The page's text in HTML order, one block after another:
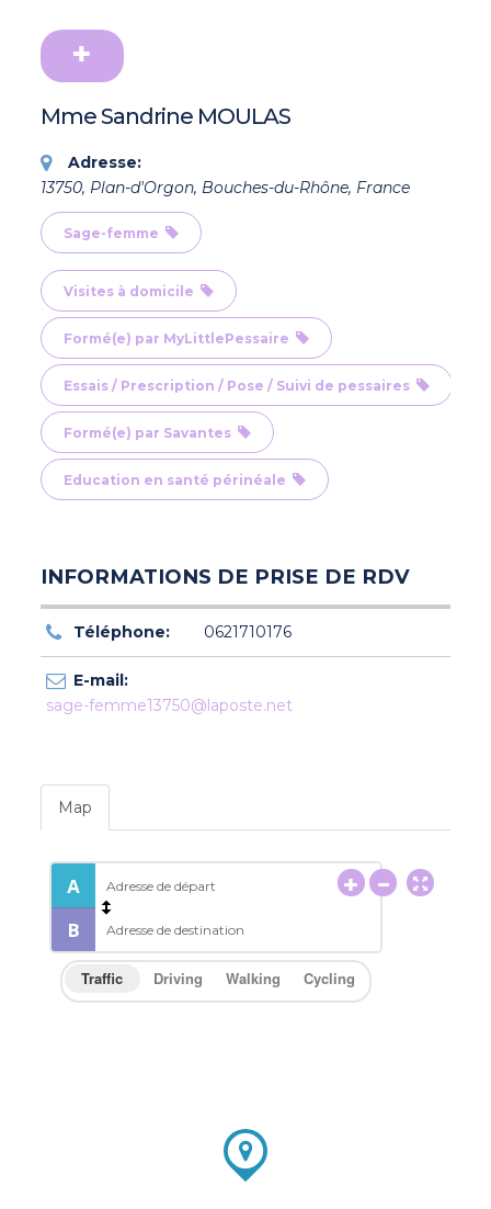
Mme Sandrine MOULAS
Adresse:
13750, Plan-d'Orgon, Bouches-du-Rhône, France
Sage-femme
Visites à domicile
Formé(e) par MyLittlePessaire
Essais / Prescription / Pose / Suivi de pessaires
Formé(e) par Savantes
Education en santé périnéale
INFORMATIONS DE PRISE DE RDV
Téléphone: 0621710176
E-mail:
sage-femme13750@laposte.net
Map
Traffic Driving Walking Cycling